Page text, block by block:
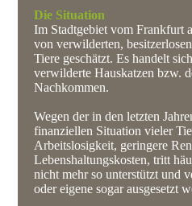
Die Situation
Im Stadtgebiet vom Frankfurt
von verwilderten,
Tiere geschätzt. Es handelt
verwilderte Hauskatzen bzw.
Nachkommen.
Wegen der in den letzten
finanziellen Situation vieler
Arbeitslosigkeit, geringere
Lebenshaltungskosten, tritt
nicht mehr so unterstützt und
oder eigene sogar ausgesetzt